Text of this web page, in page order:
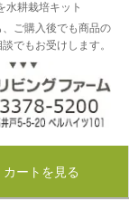
水耕栽培キット
、ご購入後でも商品の
でもお受けします。
カートを見る